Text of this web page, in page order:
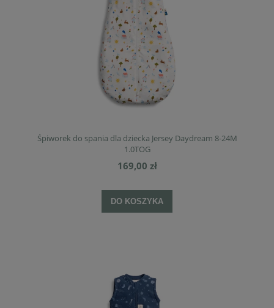
Śpiworek do spania dla dziecka Jersey Daydream 8-24M
1.0TOG
169,00 zł
DO KOSZYKA